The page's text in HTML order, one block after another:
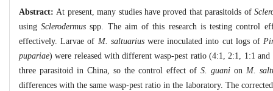
Abstract:At present, many studies have proved that parasitoids of
usingSclerodermus spp. The aim of this research is testing control
effectively. Larvae of M. saltuariuswere inoculated into cut logs of
pupariae) were released with different wasp-pest ratio (4:1, 2:1, 1:1
three parasitoid in China, so the control effect of S. guanion M.
differences with the same wasp-pest ratio in the laboratory. The